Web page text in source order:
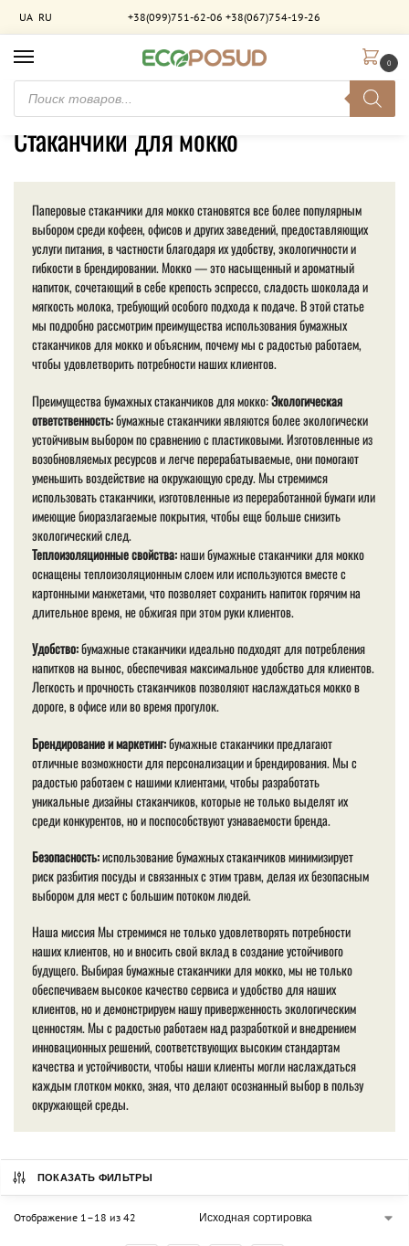
UA RU +38(099)751-62-06 +38(067)754-19-26
0
Главная / Товары с меткой «Стаканчики для мокко»
Стаканчики для мокко
Паперовые стаканчики для мокко становятся все более популярным
выбором среди кофеен, офисов и других заведений, предоставляющих
услуги питания, в частности благодаря их удобству, экологичности и
гибкости в брендировании. Мокко — это насыщенный и ароматный
напиток, сочетающий в себе крепость эспрессо, сладость шоколада и
мягкость молока, требующий особого подхода к подаче. В этой статье
мы подробно рассмотрим преимущества использования бумажных
стаканчиков для мокко и объясним, почему мы с радостью работаем,
чтобы удовлетворить потребности наших клиентов.
Преимущества бумажных стаканчиков для мокко:Экологическая
ответственность:бумажные стаканчики являются более экологически
устойчивым выбором по сравнению с пластиковыми. Изготовленные из
возобновляемых ресурсов и легче перерабатываемые, они помогают
уменьшить воздействие на окружающую среду. Мы стремимся
использовать стаканчики, изготовленные из переработанной бумаги или
имеющие биоразлагаемые покрытия, чтобы еще больше снизить
экологический след.
Теплоизоляционные свойства:наши бумажные стаканчики для мокко
оснащены теплоизоляционным слоем или используются вместе с
картонными манжетами, что позволяет сохранить напиток горячим на
длительное время, не обжигая при этом руки клиентов.
Удобство:бумажные стаканчики идеально подходят для потребления
напитков на вынос, обеспечивая максимальное удобство для клиентов.
Легкость и прочность стаканчиков позволяют наслаждаться мокко в
дороге, в офисе или во время прогулок.
Брендирование и маркетинг:бумажные стаканчики предлагают
отличные возможности для персонализации и брендирования. Мы с
радостью работаем с нашими клиентами, чтобы разработать
уникальные дизайны стаканчиков, которые не только выделят их
среди конкурентов, но и поспособствуют узнаваемости бренда.
Безопасность:использование бумажных стаканчиков минимизирует
риск разбития посуды и связанных с этим травм, делая их безопасным
выбором для мест с большим потоком людей.
Наша миссия Мы стремимся не только удовлетворять потребности
наших клиентов, но и вносить свой вклад в создание устойчивого
будущего. Выбирая бумажные стаканчики для мокко, мы не только
обеспечиваем высокое качество сервиса и удобство для наших
клиентов, но и демонстрируем нашу приверженность экологическим
ценностям. Мы с радостью работаем над разработкой и внедрением
инновационных решений, соответствующих высоким стандартам
качества и устойчивости, чтобы наши клиенты могли наслаждаться
каждым глотком мокко, зная, что делают осознанный выбор в пользу
окружающей среды.
ПОКАЗАТЬ ФИЛЬТРЫ
Отображение 1–18 из 42